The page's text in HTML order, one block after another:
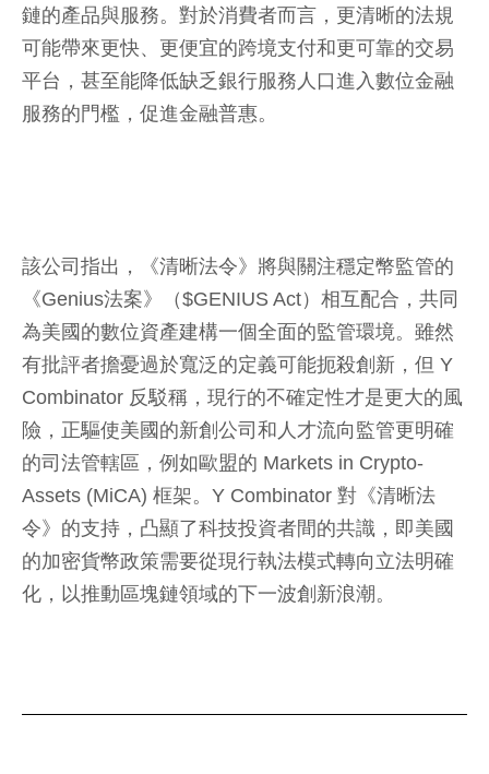
鏈的產品與服務。對於消費者而言，更清晰的法規
可能帶來更快、更便宜的跨境支付和更可靠的交易
平台，甚至能降低缺乏銀行服務人口進入數位金融
服務的門檻，促進金融普惠。
該公司指出，《清晰法令》將與關注穩定幣監管的
《Genius法案》（$GENIUS Act）相互配合，共同
為美國的數位資產建構一個全面的監管環境。雖然
有批評者擔憂過於寬泛的定義可能扼殺創新，但 Y
Combinator 反駁稱，現行的不確定性才是更大的風
險，正驅使美國的新創公司和人才流向監管更明確
的司法管轄區，例如歐盟的 Markets in Crypto-
Assets (MiCA) 框架。Y Combinator 對《清晰法
令》的支持，凸顯了科技投資者間的共識，即美國
的加密貨幣政策需要從現行執法模式轉向立法明確
化，以推動區塊鏈領域的下一波創新浪潮。